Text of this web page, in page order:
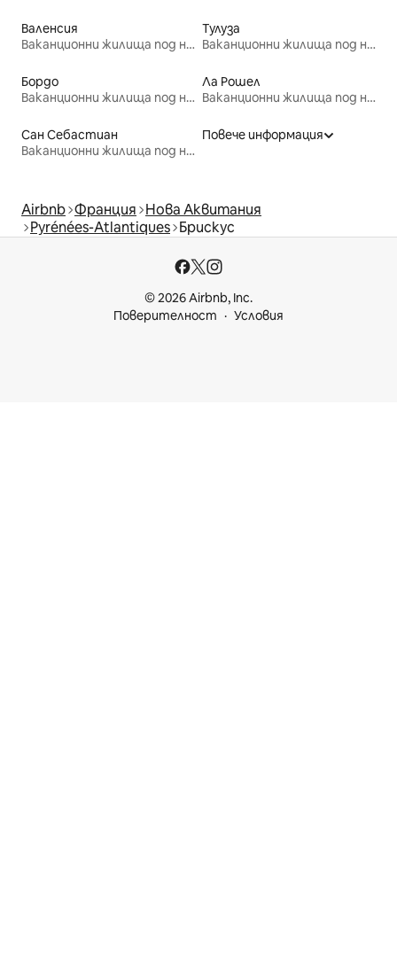
Валенсия
Ваканционни жилища под наем
Тулуза
Ваканционни жилища под наем
Бордо
Ваканционни жилища под наем
Ла Рошел
Ваканционни жилища под наем
Сан Себастиан
Ваканционни жилища под наем
Повече информация
Airbnb Франция Нова Аквитания
Pyrénées-Atlantiques Брискус
© 2026 Airbnb, Inc.
Поверителност
Условия